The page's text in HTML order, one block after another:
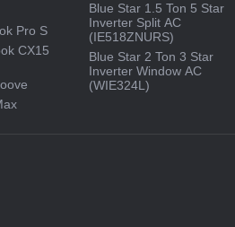
Pro S
CX15
Blue Star 1.5 Ton 5 Star
Inverter Split AC
(IE518ZNURS)
Blue Star 2 Ton 3 Star
Inverter Window AC
(WIE324L)